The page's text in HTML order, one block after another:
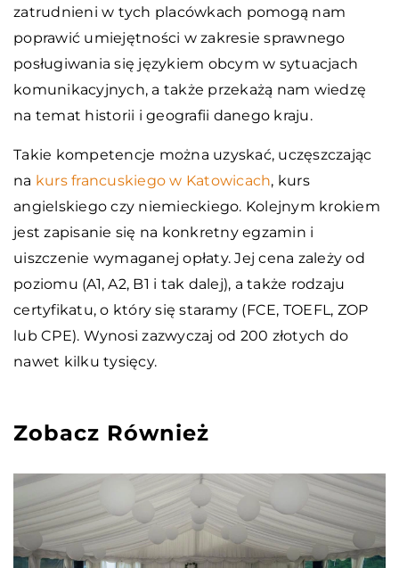
zatrudnieni w tych placówkach pomogą nam
poprawić umiejętności w zakresie sprawnego
posługiwania się językiem obcym w sytuacjach
komunikacyjnych, a także przekażą nam wiedzę
na temat historii i geografii danego kraju.
Takie kompetencje można uzyskać, uczęszczając
na kurs francuskiego w Katowicach, kurs
angielskiego czy niemieckiego. Kolejnym krokiem
jest zapisanie się na konkretny egzamin i
uiszczenie wymaganej opłaty. Jej cena zależy od
poziomu (A1, A2, B1 i tak dalej), a także rodzaju
certyfikatu, o który się staramy (FCE, TOEFL, ZOP
lub CPE). Wynosi zazwyczaj od 200 złotych do
nawet kilku tysięcy.
Zobacz Również